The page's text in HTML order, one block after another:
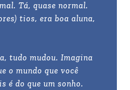
Tá, quase normal.
tios, era boa aluna,
tudo mudou. Imagina
o mundo que você
é do que um sonho.